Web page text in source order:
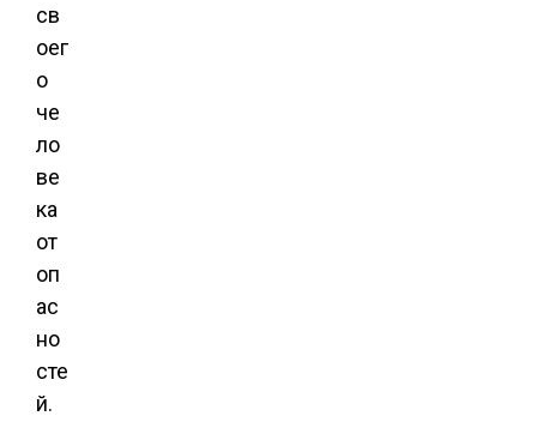
св
оег
о
че
ло
ве
ка
от
оп
ас
но
сте
й.